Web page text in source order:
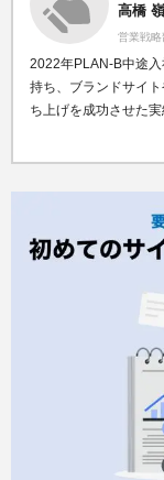
高橋
営業戦略
2022年PLAN-B中途
持ち、ブランドサイ
ち上げを成功させた実